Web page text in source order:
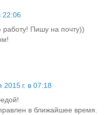
22:06
Пишу на почту))
2015 г. в 07:18
в ближайшее время.